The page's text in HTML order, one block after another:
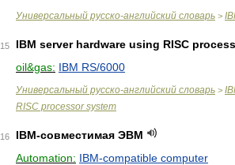
Универсальный русско-английский словарь >
15
IBM server hardware using RISC
oil&gas: IBM RS/6000
Универсальный русско-английский словарь >
RISC processor system
16
IBM-совместимая ЭВМ
Automation: IBM-compatible computer